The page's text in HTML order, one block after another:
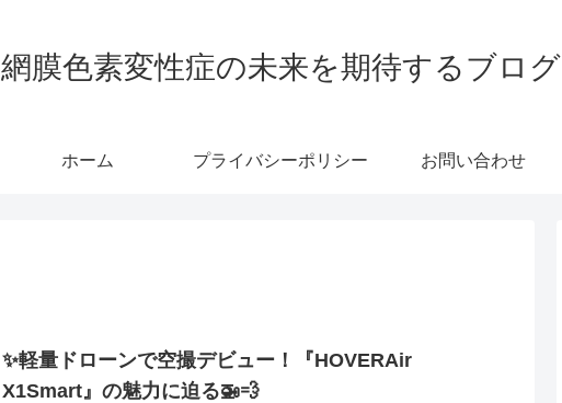
網膜色素変性症の未来を期待するブログ
ホーム プライバシーポリシー お問い合わせ
✨軽量ドローンで空撮デビュー！『HOVERAir
X1Smart』の魅力に迫る🚁💨